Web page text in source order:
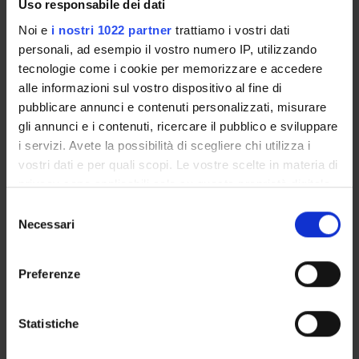
Uso responsabile dei dati
Noi e i nostri 1022 partner trattiamo i vostri dati
personali, ad esempio il vostro numero IP, utilizzando
tecnologie come i cookie per memorizzare e accedere
alle informazioni sul vostro dispositivo al fine di
pubblicare annunci e contenuti personalizzati, misurare
gli annunci e i contenuti, ricercare il pubblico e sviluppare
i servizi. Avete la possibilità di scegliere chi utilizza i
vostri dati e per quali scopi. Le vostre scelte in materia di
privacy sono applicabili solo su questa proprietà digitale
modificare o revocare il proprio consenso in qualsiasi
momento dalla Dichiarazione sui cookie o facendo clic
raccogliere informazioni sulla tua posizione
geografica, con un'approssimazione di qualche
delNecessari
Preferenze
Statistiche
del progetto PNRR iNEST
Prevalent Category
Attività di coinvolgimento e interazione con il mondo della
scuola: Attività di coinvolgimento e interazione con il
mondo della scuola
Questa iniziativa contribuisce al perseguimento degli
Obiettivi di Sviluppo Sostenibile dell'Agenda 2030
www.univr.it/sostenibilita